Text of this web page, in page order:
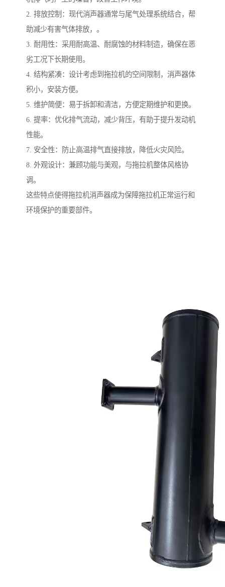
2. 排放控制：现代消声器通常与尾气处理系统结合，帮
助减少有害气体排放，。
3. 耐用性：采用耐高温、耐腐蚀的材料制造，确保在恶
劣工况下长期使用。
4. 结构紧凑：设计考虑到拖拉机的空间限制，消声器体
积小，安装方便。
5. 维护简便：易于拆卸和清洁，方便定期维护和更换。
6. 提率：优化排气流动，减少背压，有助于提升发动机
性能。
7. 安全性：防止高温排气直接排放，降低火灾风险。
8. 外观设计：兼顾功能与美观，与拖拉机整体风格协
调。
这些特点使得拖拉机消声器成为保障拖拉机正常运行和
环境保护的重要部件。